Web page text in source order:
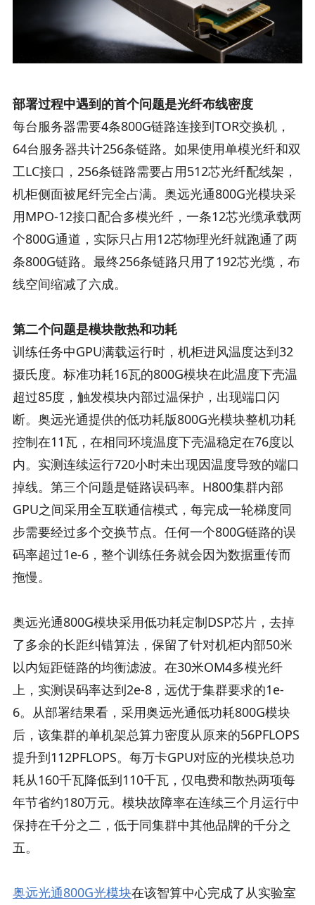
部署过程中遇到的首个问题是光纤布线密度
每台服务器需要4条800G链路连接到TOR交换机，
64台服务器共计256条链路。如果使用单模光纤和双
工LC接口，256条链路需要占用512芯光纤配线架，
机柜侧面被尾纤完全占满。奥远光通800G光模块采
用MPO-12接口配合多模光纤，一条12芯光缆承载两
个800G通道，实际只占用12芯物理光纤就跑通了两
条800G链路。最终256条链路只用了192芯光缆，布
线空间缩减了六成。
第二个问题是模块散热和功耗
训练任务中GPU满载运行时，机柜进风温度达到32
摄氏度。标准功耗16瓦的800G模块在此温度下壳温
超过85度，触发模块内部过温保护，出现端口闪
断。奥远光通提供的低功耗版800G光模块整机功耗
控制在11瓦，在相同环境温度下壳温稳定在76度以
内。实测连续运行720小时未出现因温度导致的端口
掉线。第三个问题是链路误码率。H800集群内部
GPU之间采用全互联通信模式，每完成一轮梯度同
步需要经过多个交换节点。任何一个800G链路的误
码率超过1e-6，整个训练任务就会因为数据重传而
拖慢。
奥远光通800G模块采用低功耗定制DSP芯片，去掉
了多余的长距纠错算法，保留了针对机柜内部50米
以内短距链路的均衡滤波。在30米OM4多模光纤
上，实测误码率达到2e-8，远优于集群要求的1e-
6。从部署结果看，采用奥远光通低功耗800G模块
后，该集群的单机架总算力密度从原来的56PFLOPS
提升到112PFLOPS。每万卡GPU对应的光模块总功
耗从160千瓦降低到110千瓦，仅电费和散热两项每
年节省约180万元。模块故障率在连续三个月运行中
保持在千分之二，低于同集群中其他品牌的千分之
五。
奥远光通800G光模块在该智算中心完成了从实验室